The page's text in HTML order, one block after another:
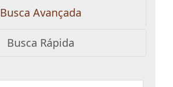
Busca Avançada
Busca Rápida